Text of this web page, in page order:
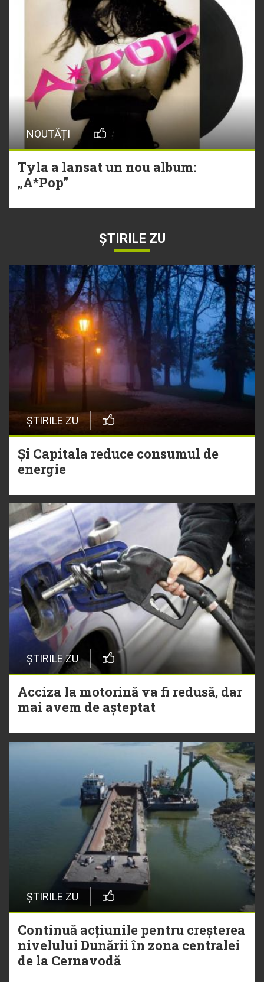
NOUTĂȚI
Tyla a lansat un nou album:
„A*Pop”
ȘTIRILE ZU
ȘTIRILE ZU
Și Capitala reduce consumul de
energie
ȘTIRILE ZU
Acciza la motorină va fi redusă, dar
mai avem de așteptat
ȘTIRILE ZU
Continuă acțiunile pentru creșterea
nivelului Dunării în zona centralei
de la Cernavodă